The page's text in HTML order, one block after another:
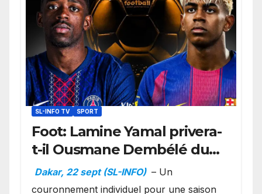
SL-INFO TV SPORT
Foot: Lamine Yamal privera-
t-il Ousmane Dembélé du
Ballon d’or ?
Dakar, 22 sept (SL-INFO) – Un
couronnement individuel pour une saison